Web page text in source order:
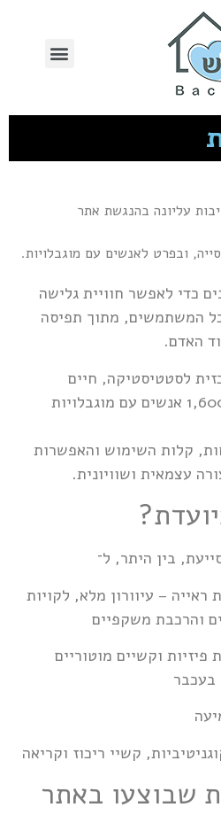
עליונה בהנגשת אתר
ובפרט לאנשים עם מוגבלויות.
כדי לאפשר חוויית גלישה
המשתמשים, מתוך תפיסה
האדם.
לסטטיסטיקה, חיים
בישראל למעלה מ־1,600,000 אנשים עם מוגבלויות
קלות השימוש והאפשרות
עצמאית ושוויונית.
בין היתר, ל־
ראייה – עיוורון מלא, לקויות
והרכבת משקפיים
פיזיות וקשיים מוטוריים
קשיי ריכוז וקריאה
שבוצעו באתר